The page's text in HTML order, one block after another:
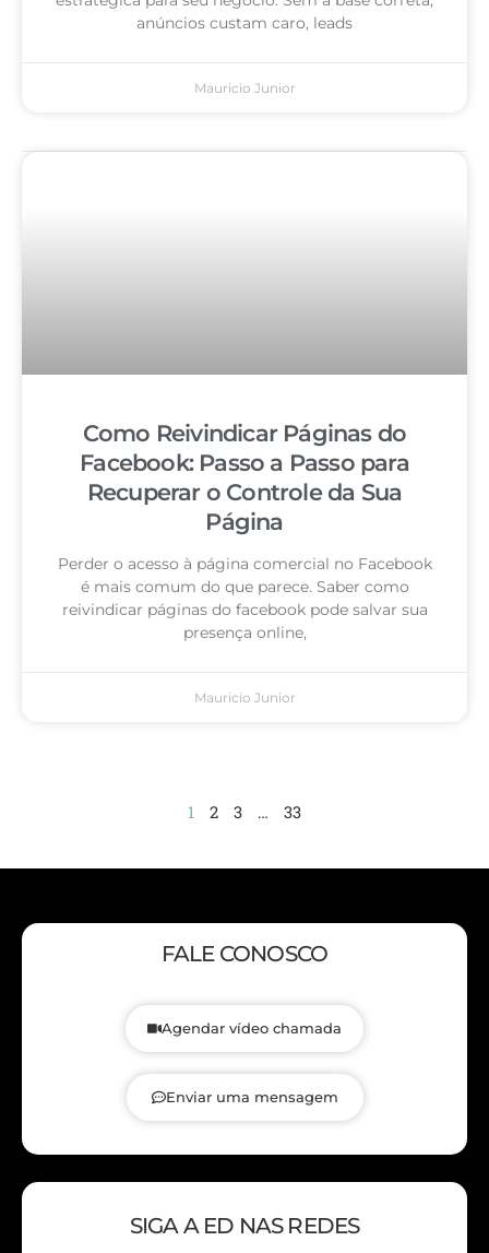
anúncios custam caro, leads
Mauricio Junior
Como Reivindicar Páginas do
Facebook: Passo a Passo para
Recuperar o Controle da Sua
Página
Perder o acesso à página comercial no Facebook
é mais comum do que parece. Saber como
reivindicar páginas do facebook pode salvar sua
presença online,
Mauricio Junior
1 2 3 … 33
FALE CONOSCO
Agendar vídeo chamada
Enviar uma mensagem
SIGA A ED NAS REDES